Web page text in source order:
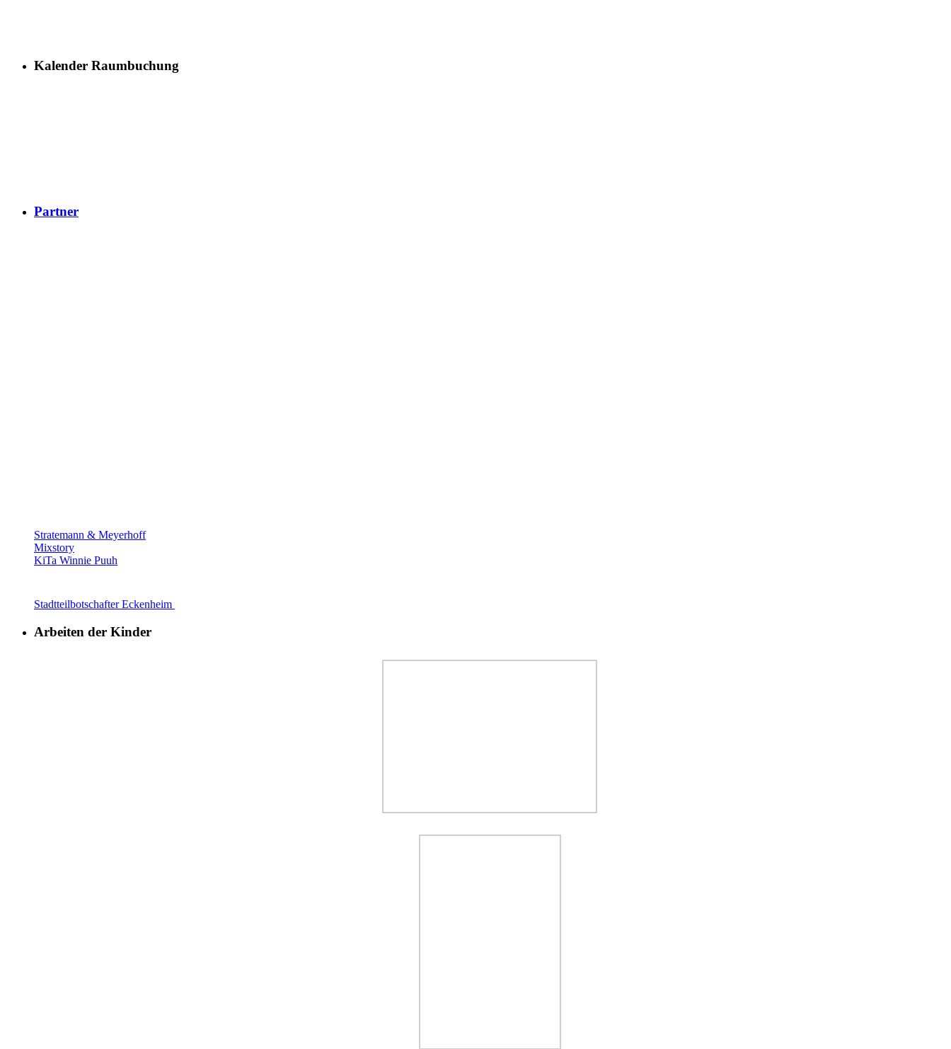
Kalender Raumbuchung
Partner
Stratemann & Meyerhoff
Mixstory
KiTa Winnie Puuh
Stadtteilbotschafter Eckenheim
Arbeiten der Kinder